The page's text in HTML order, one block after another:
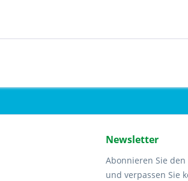
Newsletter
Abonnieren Sie
und verpassen Sie